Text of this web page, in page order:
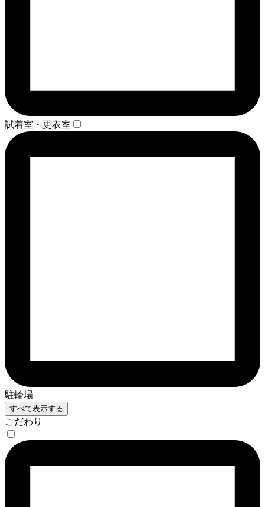
試着室・更衣室
駐輪場
すべて表示する
こだわり